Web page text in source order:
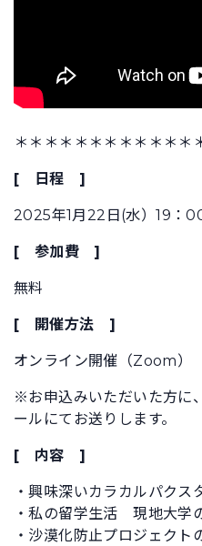
＊＊＊＊＊＊＊＊＊＊＊＊
[ 日程 ]
2025年1月22日(水）19：
[ 参加費 ]
無料
[ 開催方法 ]
オンライン開催（Zoom）
※お申込みいただいた方に
ールにてお送りします。
[ 内容 ]
・興味深いカラカルパクス
・私の留学生活 現地大学
・沙漠化防止プロジェクト